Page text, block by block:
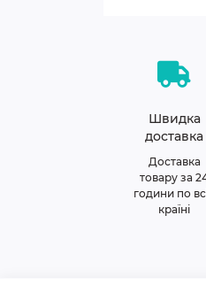
Швидка
доставка
Доставка
товару за
години по
країні